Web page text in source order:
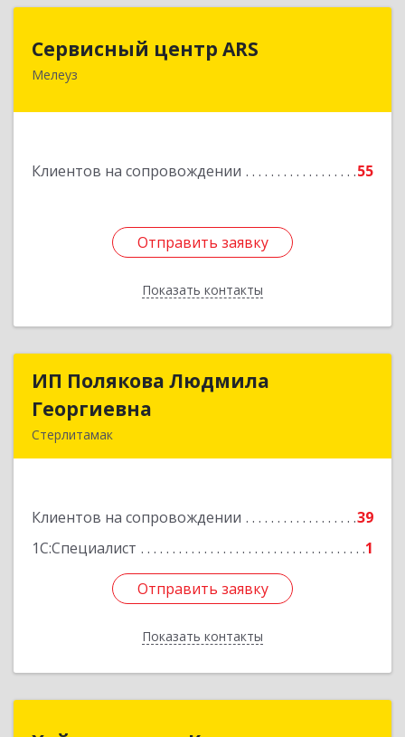
Сервисный центр ARS
Мелеуз
Клиентов на сопровождении 55
Отправить заявку
Показать контакты
Отправить заявку
Назад
ИП Полякова Людмила
Георгиевна
Стерлитамак
Клиентов на сопровождении
39
1С:Специалист
1
Отправить заявку
Показать контакты
ИП Полякова Людмила
Подробнее
Отправить заявку
Назад